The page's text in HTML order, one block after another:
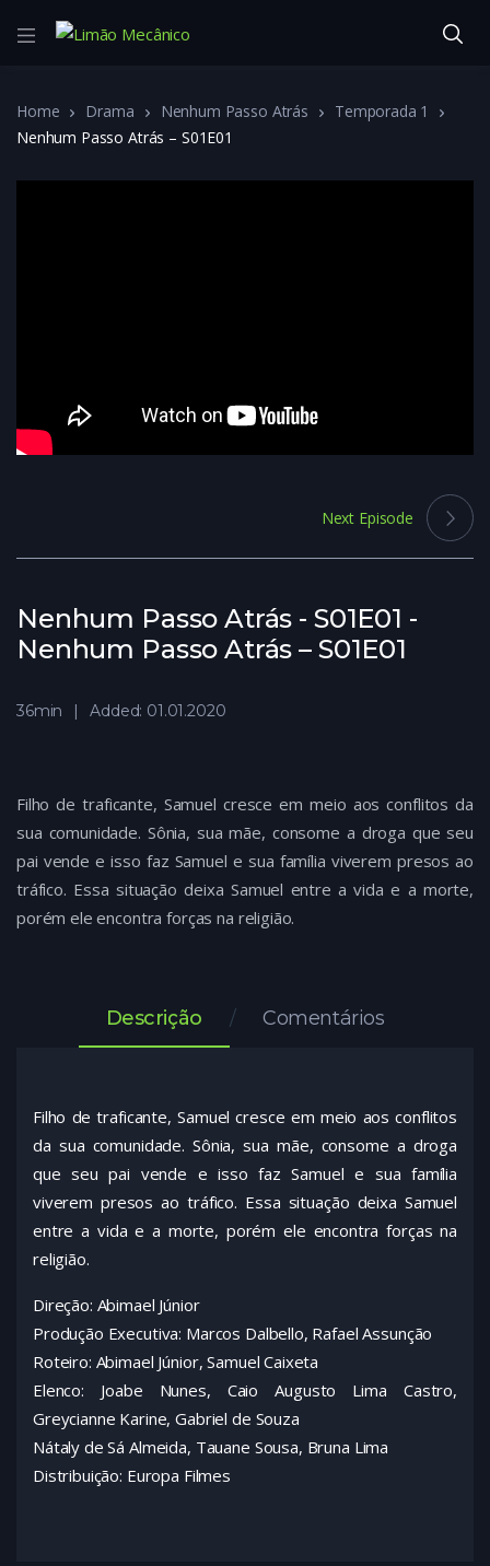
Home Drama Nenhum Passo Atrás
Temporada 1
Nenhum Passo Atrás – S01E01
Nenhum Passo Atrás - S01E01 -
Nenhum Passo Atrás – S01E01
Next Episode
36min Added: 01.01.2020
Filho de traficante, Samuel cresce em meio aos conflitos da
sua comunidade. Sônia, sua mãe, consome a droga que seu
pai vende e isso faz Samuel e sua família viverem presos ao
tráfico. Essa situação deixa Samuel entre a vida e a morte,
porém ele encontra forças na religião.
Descrição Comentários
Filho de traficante, Samuel cresce em meio aos conflitos
da sua comunidade. Sônia, sua mãe, consome a droga
que seu pai vende e isso faz Samuel e sua família
viverem presos ao tráfico. Essa situação deixa Samuel
entre a vida e a morte, porém ele encontra forças na
religião.
Direção: Abimael Júnior
Produção Executiva: Marcos Dalbello, Rafael Assunção
Roteiro: Abimael Júnior, Samuel Caixeta
Elenco: Joabe Nunes, Caio Augusto Lima Castro,
Greycianne Karine, Gabriel de Souza
Nátaly de Sá Almeida, Tauane Sousa, Bruna Lima
Distribuição: Europa Filmes